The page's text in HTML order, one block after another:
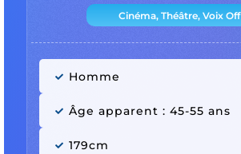
Cinéma, Théâtre, Voix Off
Homme
Âge apparent : 45-55 ans
179cm